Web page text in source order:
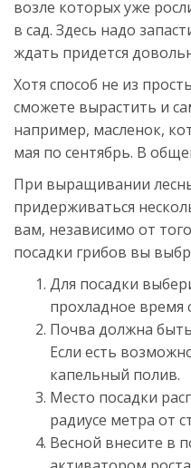
возле которых уже
в сад. Здесь надо
ждать придется
Хотя способ не из
сможете вырастить и
например, масленок,
мая по сентябрь. В
При выращивании
придерживаться
вам, независимо от
посадки грибов вы
Для посадки
прохладное время
Почва должна
Если есть
капельный полив.
Место посадки
радиусе метра от
Весной внесите в